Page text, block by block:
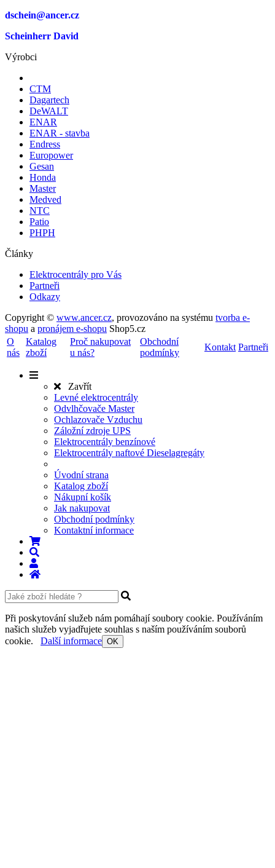
dschein@ancer.cz
Scheinherr David
Výrobci
CTM
Dagartech
DeWALT
ENAR
ENAR - stavba
Endress
Europower
Gesan
Honda
Master
Medved
NTC
Patio
PHPH
Články
Elektrocentrály pro Vás
Partneři
Odkazy
Copyright © www.ancer.cz, provozováno na systému tvorba e-
shopu a pronájem e-shopu Shop5.cz
O
nás
Katalog
zboží
Proč nakupovat
u nás?
Obchodní
podmínky
Kontakt Partneři
Zavřít
Levné elektrocentrály
Odvlhčovače Master
Ochlazovače Vzduchu
Záložní zdroje UPS
Elektrocentrály benzínové
Elektrocentrály naftové Dieselagregáty
Úvodní strana
Katalog zboží
Nákupní košík
Jak nakupovat
Obchodní podmínky
Kontaktní informace
Při poskytování služeb nám pomáhají soubory cookie. Používáním
našich služeb vyjadřujete souhlas s naším používáním souborů
cookie. Další informace